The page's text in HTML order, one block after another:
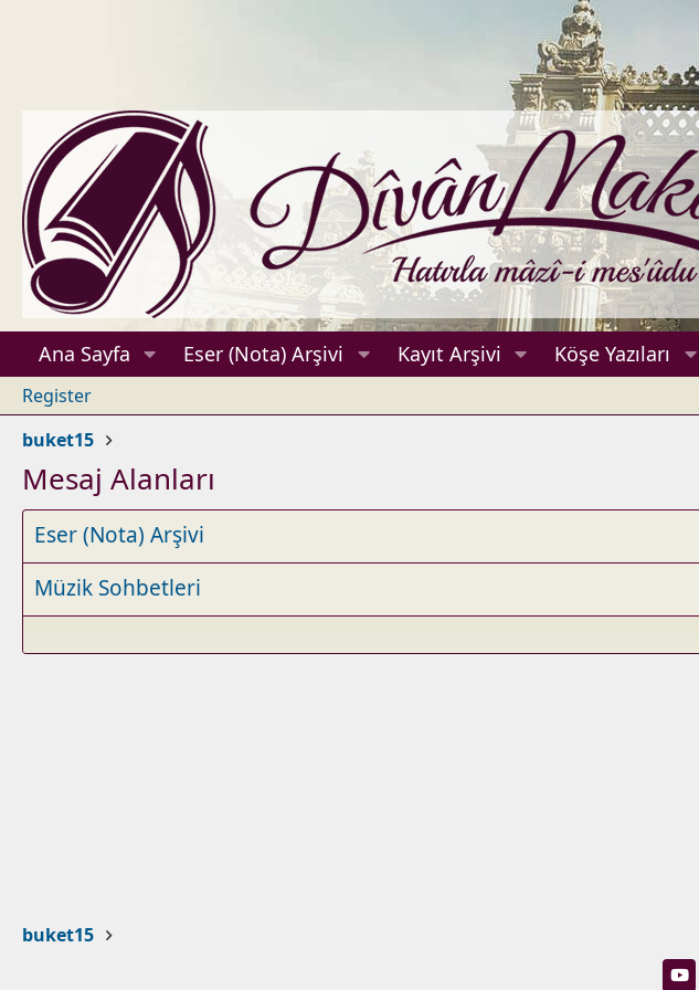
Ana Sayfa Eser (Nota) Arşivi Kayıt Arşivi Köşe Yazıları
Register
buket15
Mesaj Alanları
Eser (Nota) Arşivi
Müzik Sohbetleri
buket15